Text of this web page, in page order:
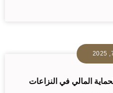
المالي في النزاعات